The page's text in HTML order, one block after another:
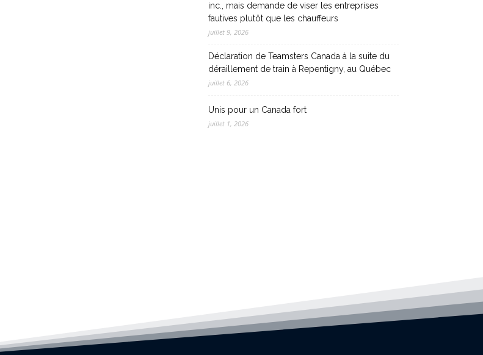
inc., mais demande de viser les entreprises
fautives plutôt que les chauffeurs
juillet 9, 2026
Déclaration de Teamsters Canada à la suite du
déraillement de train à Repentigny, au Québec
juillet 6, 2026
Unis pour un Canada fort
juillet 1, 2026